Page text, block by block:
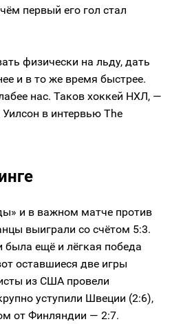
первый его гол стал
физически на льду, дать
и в то же время быстрее.
нас. Таков хоккей НХЛ, —
в интервью The
и в важном матче против
выиграли со счётом 5:3.
ещё и лёгкая победа
оставшиеся две игры
из США провели
уступили Швеции (2:6),
от Финляндии — 2:7.